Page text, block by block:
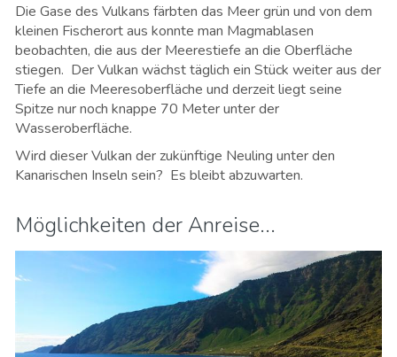
Die Gase des Vulkans färbten das Meer grün und von dem
kleinen Fischerort aus konnte man Magmablasen
beobachten, die aus der Meerestiefe an die Oberfläche
stiegen. Der Vulkan wächst täglich ein Stück weiter aus der
Tiefe an die Meeresoberfläche und derzeit liegt seine
Spitze nur noch knappe 70 Meter unter der
Wasseroberfläche.
Wird dieser Vulkan der zukünftige Neuling unter den
Kanarischen Inseln sein? Es bleibt abzuwarten.
Möglichkeiten der Anreise...